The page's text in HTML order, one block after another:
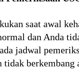
saat awal
dan Anda
jadwal
berkembang